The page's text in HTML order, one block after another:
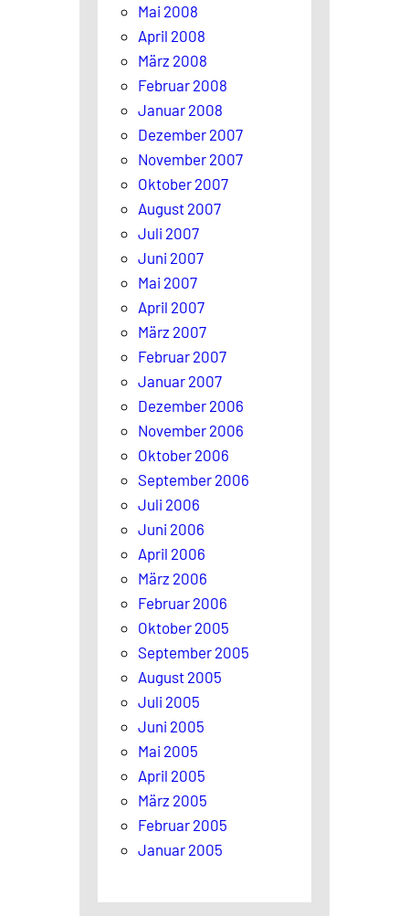
Mai 2008
April 2008
März 2008
Februar 2008
Januar 2008
Dezember 2007
November 2007
Oktober 2007
August 2007
Juli 2007
Juni 2007
Mai 2007
April 2007
März 2007
Februar 2007
Januar 2007
Dezember 2006
November 2006
Oktober 2006
September 2006
Juli 2006
Juni 2006
April 2006
März 2006
Februar 2006
Oktober 2005
September 2005
August 2005
Juli 2005
Juni 2005
Mai 2005
April 2005
März 2005
Februar 2005
Januar 2005